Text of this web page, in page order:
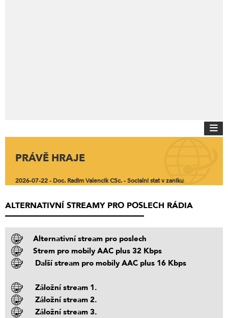
PRÁVĚ HRAJE
2026-07-22 - Doc. Radim Valencik CSc. - Socialni stat v zaniku
ALTERNATIVNÍ STREAMY PRO POSLECH RÁDIA
Alternativní stream pro poslech
Strem pro mobily AAC plus 32 Kbps
Další stream pro mobily AAC plus 16 Kbps
Záložní stream 1.
Záložní stream 2.
Záložní stream 3.